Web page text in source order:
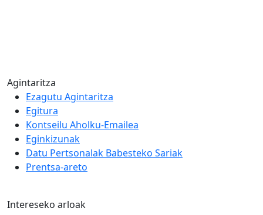
Agintaritza
Ezagutu Agintaritza
Egitura
Kontseilu Aholku-Emailea
Eginkizunak
Datu Pertsonalak Babesteko Sariak
Prentsa-areto
Intereseko arloak